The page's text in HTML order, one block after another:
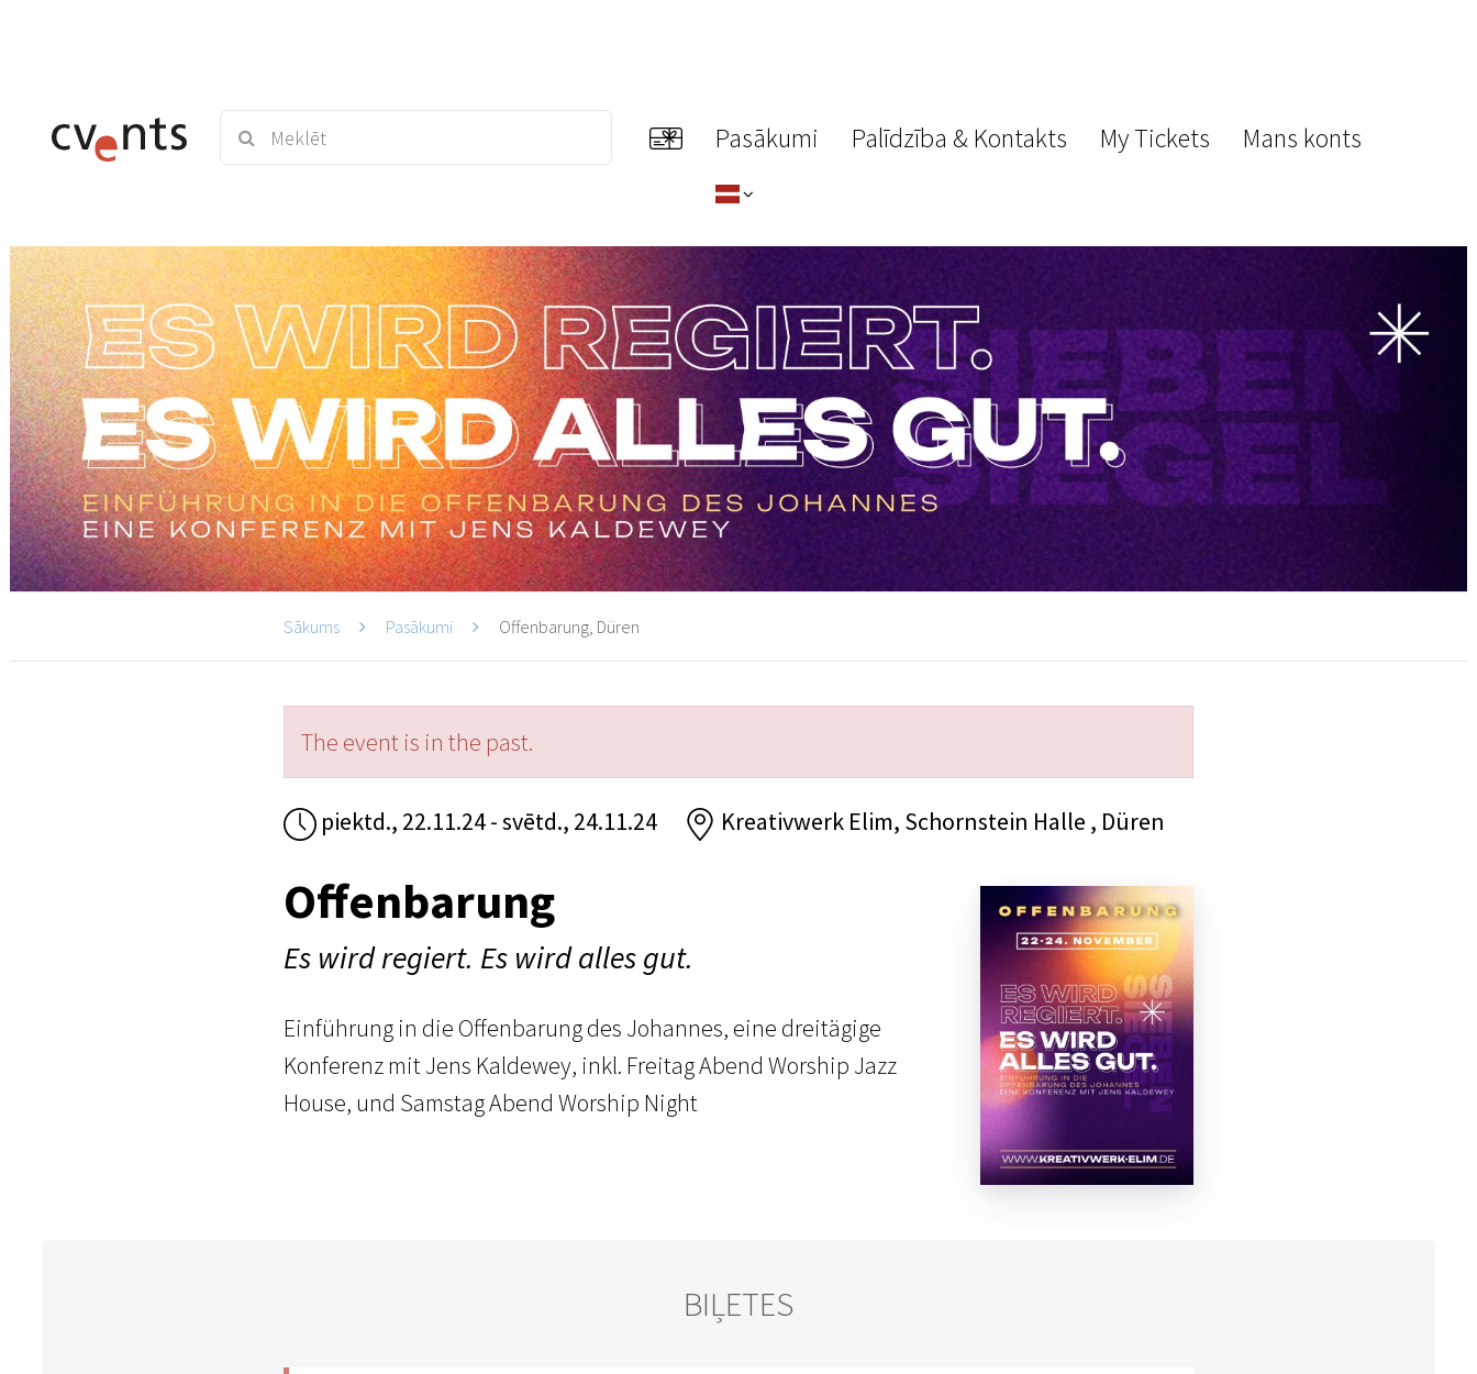
Pasākumi Palīdzība & Kontakts My Tickets Mans konts
Sākums Pasākumi Offenbarung, Düren
The event is in the past.
piektd., 22.11.24 - svētd., 24.11.24 Kreativwerk Elim, Schornstein Halle , Düren
Offenbarung
Es wird regiert. Es wird alles gut.
Einführung in die Offenbarung des Johannes, eine dreitägige
Konferenz mit Jens Kaldewey, inkl. Freitag Abend Worship Jazz
House, und Samstag Abend Worship Night
BIĻETES